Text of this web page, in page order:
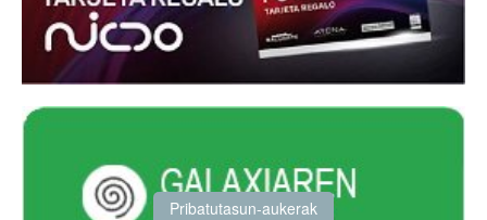
Pribatutasun-aukerak